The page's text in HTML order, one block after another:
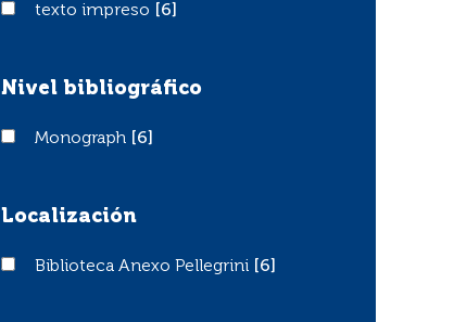
texto impreso
texto impreso [6]
Nivel bibliográfico
Monograph
Monograph [6]
Localización
Biblioteca Anexo Pellegrini
Biblioteca Anexo Pellegrini [6]